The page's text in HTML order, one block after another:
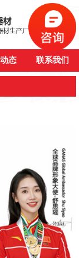
态 联系我们